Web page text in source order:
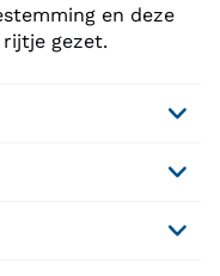
en deze
gezet.